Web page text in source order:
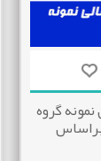
گروه